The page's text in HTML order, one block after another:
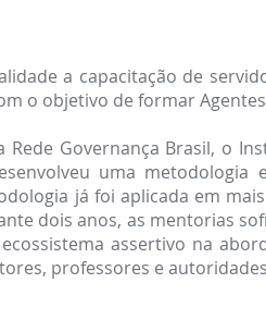
a capacitação de
o objetivo de formar
Rede Governança Brasil, o
nvolveu uma metodologia
já foi aplicada em
dois anos, as mentorias
assertivo na
professores e